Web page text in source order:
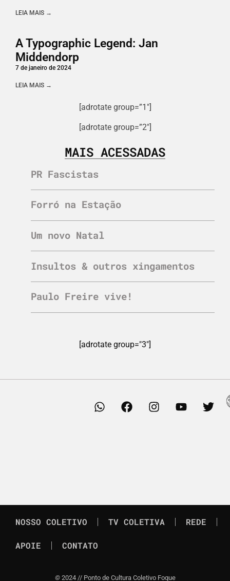
LEIA MAIS →
A Typographic Legend: Jan
Middendorp
7 de janeiro de 2024
LEIA MAIS →
[adrotate group=”1″]
[adrotate group=”2″]
MAIS ACESSADAS
PR Fascistas
Forró na Estação
Um novo Natal
Insultos & outros xingamentos
Paulo Freire vive!
[adrotate group="3"]
NOSSO COLETIVO TV COLETIVA REDE
APOIE CONTATO
© 2024 // Ponto de Cultura Coletivo Foque